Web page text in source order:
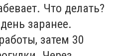
Что делать?
заранее.
затем 30